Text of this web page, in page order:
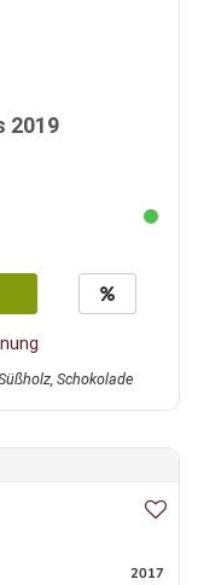
2019
Schokolade
2017